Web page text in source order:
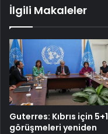
İlgili Makaleler
Guterres: Kıbrıs için 5+1
görüşmeleri yeniden